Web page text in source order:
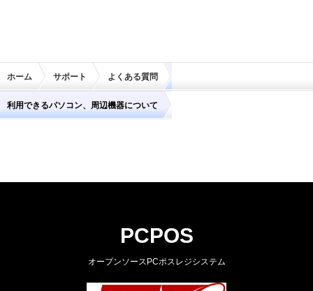
ホーム サポート よくある質問
利用できるパソコン、周辺機器について
PCPOS
オープンソースPCポスレジシステム